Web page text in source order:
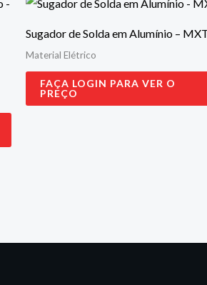
Sugador de Solda em Alumínio –
Material Elétrico
FAÇA LOGIN PARA VER O
PREÇO